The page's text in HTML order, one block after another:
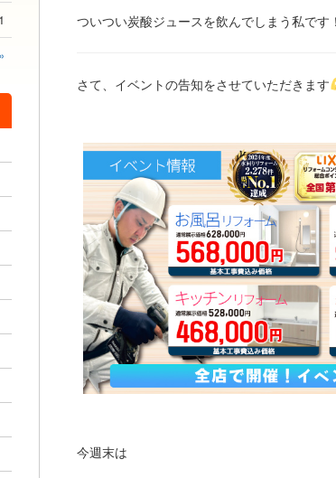
ついつい炭酸ジュースを飲んでしまう私です！
さて、イベントの告知をさせていただきます
今週末は